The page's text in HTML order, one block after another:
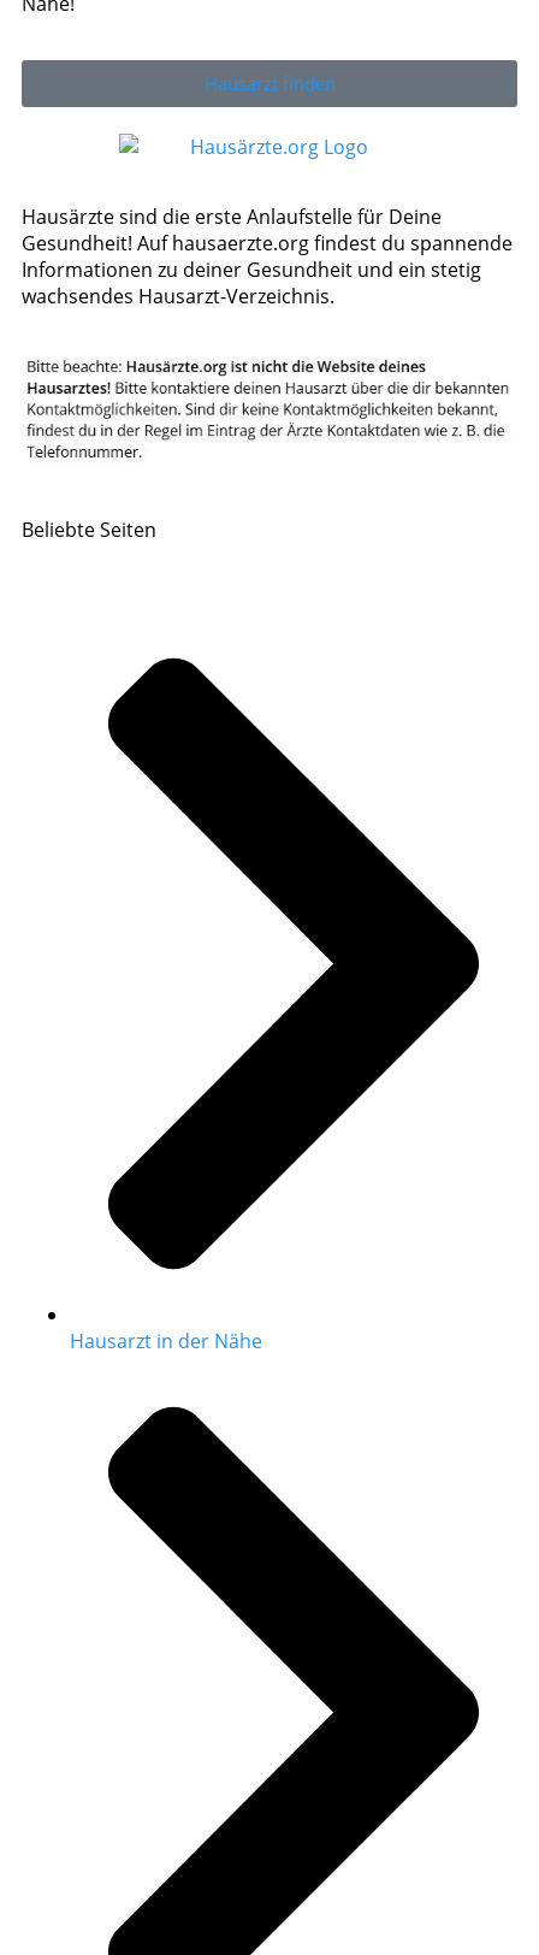
Hausarzt finden
Hausärzte sind die erste Anlaufstelle für Deine
Gesundheit! Auf hausaerzte.org findest du spannende
Informationen zu deiner Gesundheit und ein stetig
wachsendes Hausarzt-Verzeichnis.
Beliebte Seiten
Hausarzt in der Nähe